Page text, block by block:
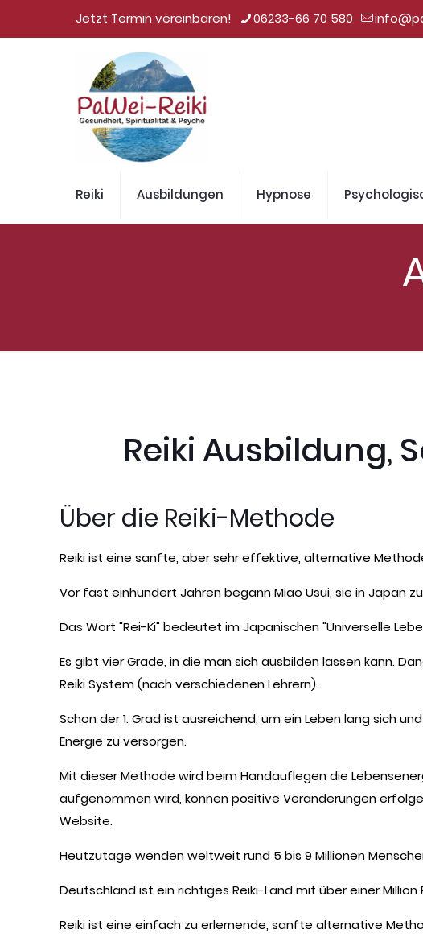
Jetzt Termin vereinbaren! 06233-66 70 580
Reiki Ausbildungen Hypnose
Reiki Ausbildung,
Über die Reiki-Methode
Reiki ist eine sanfte, aber sehr effektive, alternative
Vor fast einhundert Jahren begann Miao Usui, sie in Japan
Das Wort "Rei-Ki" bedeutet im Japanischen "Universelle
Es gibt vier Grade, in die man sich ausbilden lassen kann.
Reiki System (nach verschiedenen Lehrern).
Schon der 1. Grad ist ausreichend, um ein Leben lang sich
Energie zu versorgen.
Mit dieser Methode wird beim Handauflegen die
aufgenommen wird, können positive Veränderungen
Website.
Heutzutage wenden weltweit rund 5 bis 9 Millionen
Deutschland ist ein richtiges Reiki-Land mit über einer Million
Reiki ist eine einfach zu erlernende, sanfte alternative